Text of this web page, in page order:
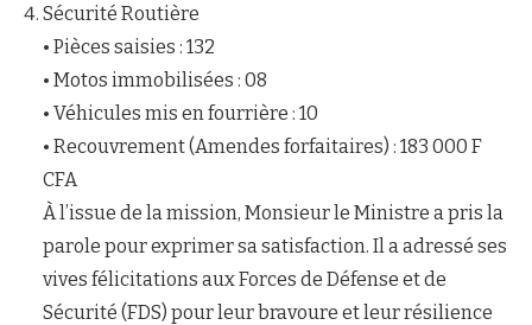
Sécurité Routière
• Pièces saisies : 132
• Motos immobilisées : 08
• Véhicules mis en fourrière : 10
• Recouvrement (Amendes forfaitaires) : 183 000 F
CFA
À l’issue de la mission, Monsieur le Ministre a pris la
parole pour exprimer sa satisfaction. Il a adressé ses
vives félicitations aux Forces de Défense et de
Sécurité (FDS) pour leur bravoure et leur résilience